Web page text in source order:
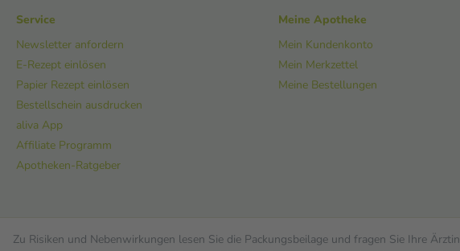
Service
Newsletter anfordern
E-Rezept einlösen
Papier Rezept einlösen
Bestellschein ausdrucken
aliva App
Affiliate Programm
Apotheken-Ratgeber
Meine Apotheke
Mein Kundenkonto
Mein Merkzettel
Meine Bestellungen
Zu Risiken und Nebenwirkungen lesen Sie die Packungsbeilage und fragen Sie Ihre